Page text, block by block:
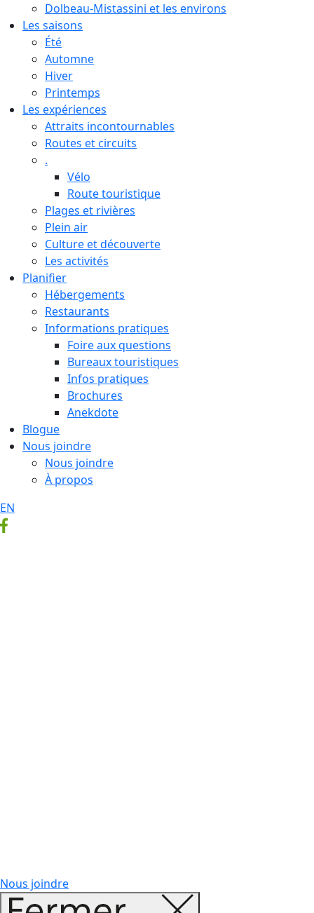
Dolbeau-Mistassini et les environs
Les saisons
Été
Automne
Hiver
Printemps
Les expériences
Attraits incontournables
Routes et circuits
.
Vélo
Route touristique
Plages et rivières
Plein air
Culture et découverte
Les activités
Planifier
Hébergements
Restaurants
Informations pratiques
Foire aux questions
Bureaux touristiques
Infos pratiques
Brochures
Anekdote
Blogue
Nous joindre
Nous joindre
À propos
EN
Nous joindre